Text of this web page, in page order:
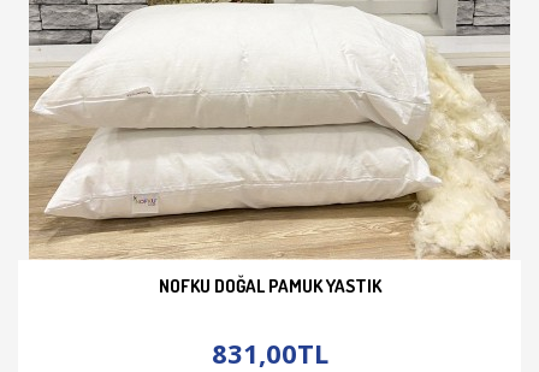
NOFKU DOĞAL PAMUK YASTIK
831,00TL